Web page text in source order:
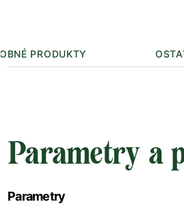
PRODUKTY
Parametry a
Parametry